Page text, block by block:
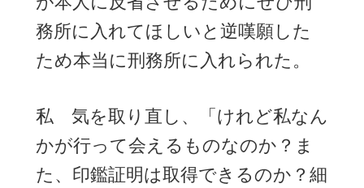
務所に入れてほしいと逆嘆願した
ため本当に刑務所に入れられた。
私 気を取り直し、「けれど私なん
かが行って会えるものなのか？ま
た、印鑑証明は取得できるのか？細